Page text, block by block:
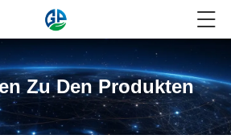
Zu Den Produkten